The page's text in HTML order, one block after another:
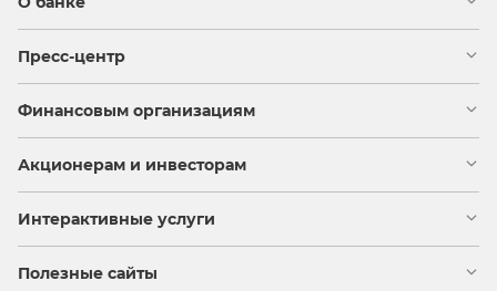
Пресс-центр
Финансовым организациям
Акционерам и инвесторам
Интерактивные услуги
Полезные сайты